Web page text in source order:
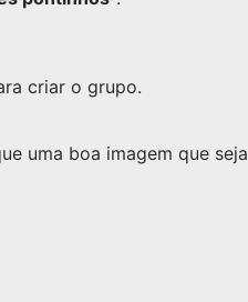
criar o grupo.
uma boa imagem que seja